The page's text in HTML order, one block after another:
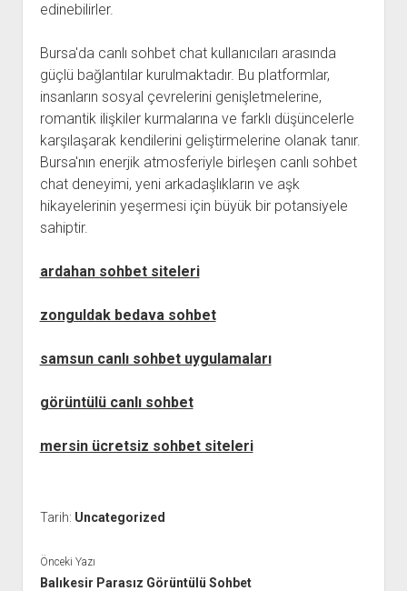
edinebilirler.
Bursa'da canlı sohbet chat kullanıcıları arasında
güçlü bağlantılar kurulmaktadır. Bu platformlar,
insanların sosyal çevrelerini genişletmelerine,
romantik ilişkiler kurmalarına ve farklı düşüncelerle
karşılaşarak kendilerini geliştirmelerine olanak tanır.
Bursa'nın enerjik atmosferiyle birleşen canlı sohbet
chat deneyimi, yeni arkadaşlıkların ve aşk
hikayelerinin yeşermesi için büyük bir potansiyele
sahiptir.
ardahan sohbet siteleri
zonguldak bedava sohbet
samsun canlı sohbet uygulamaları
görüntülü canlı sohbet
mersin ücretsiz sohbet siteleri
Tarih: Uncategorized
Önceki Yazı
Balıkesir Parasız Görüntülü Sohbet